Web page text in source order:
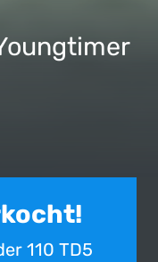
110 TD5